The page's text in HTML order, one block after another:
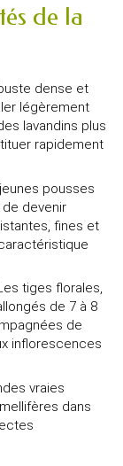
de la
dense et
légèrement
lavandins plus
rapidement
pousses
devenir
fines et
tiges florales,
de 7 à 8
de
inflorescences
vraies
dans